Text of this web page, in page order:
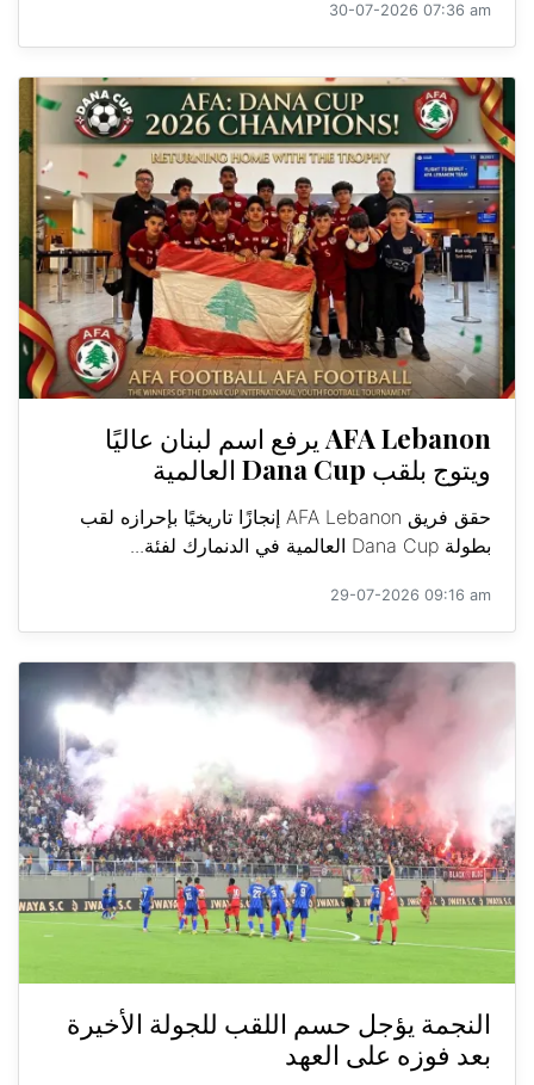
30-07-2026 07:36 am
AFA Lebanon يرفع اسم لبنان عاليًا
ويتوج بلقب Dana Cup العالمية
حقق فريق AFA Lebanon إنجازًا تاريخيًا بإحرازه لقب
بطولة Dana Cup العالمية في الدنمارك لفئة...
29-07-2026 09:16 am
النجمة يؤجل حسم اللقب للجولة الأخيرة
بعد فوزه على العهد